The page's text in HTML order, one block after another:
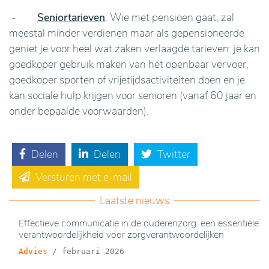
- Seniortarieven: Wie met pensioen gaat, zal
meestal minder verdienen maar als gepensioneerde
geniet je voor heel wat zaken verlaagde tarieven: je kan
goedkoper gebruik maken van het openbaar vervoer,
goedkoper sporten of vrijetijdsactiviteiten doen en je
kan sociale hulp krijgen voor senioren (vanaf 60 jaar en
onder bepaalde voorwaarden).
Delen Delen
Twitter
Versturen met e-mail
Laatste nieuws
Effectieve communicatie in de ouderenzorg: een essentiële
verantwoordelijkheid voor zorgverantwoordelijken
Advies / februari 2026